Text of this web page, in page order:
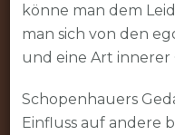
könne man dem
man sich von den
und eine Art innerer
Schopenhauers
Einfluss auf andere